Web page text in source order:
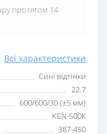
Всі характеристики
Сині відтінки
22.7
600/600/30 (±5 мм)
KEN-500К
387-450
протягом 14